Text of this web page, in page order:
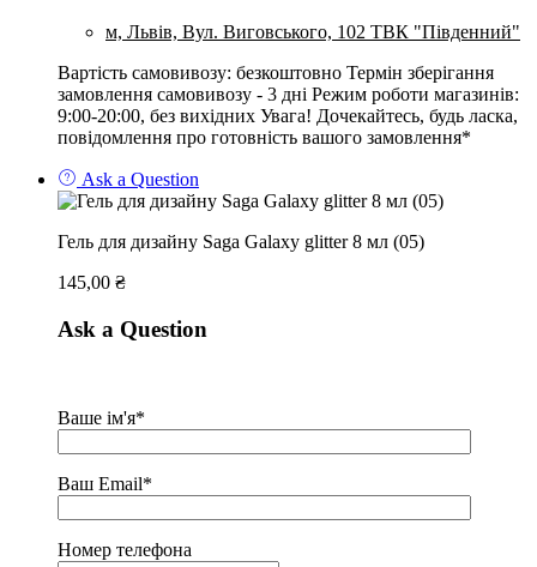
м, Львів, Вул. Виговського, 102 ТВК "Південний"
Вартість самовивозу: безкоштовно Термін зберігання
замовлення самовивозу - 3 дні Режим роботи магазинів:
9:00-20:00, без вихідних Увага! Дочекайтесь, будь ласка,
повідомлення про готовність вашого замовлення*
Ask a Question
Гель для дизайну Saga Galaxy glitter 8 мл (05)
145,00 ₴
Ask a Question
Ваше ім'я*
Ваш Email*
Номер телефона